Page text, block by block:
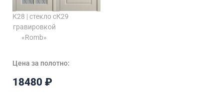
К28 | стекло с
гравировкой
«Romb»
К29
Цена за полотно:
18480 ₽